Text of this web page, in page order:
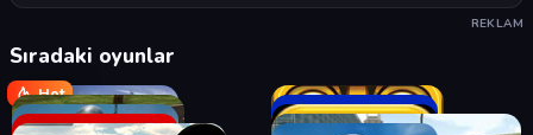
REKLAM
Sıradaki oyunlar
Hot